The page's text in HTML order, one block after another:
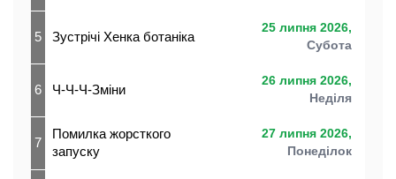
5 Зустрічі Хенка ботаніка
25 липня 2026,
Субота
6 Ч-Ч-Ч-Зміни
26 липня 2026,
Неділя
7
Помилка жорсткого
запуску
27 липня 2026,
Понеділок